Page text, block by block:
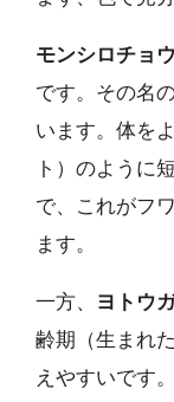
モンシロチョ
です。その名の
います。体を
ト）のように
で、これがフ
ます。
一方、 ヨトウ
齢期（生まれ
えやすいです